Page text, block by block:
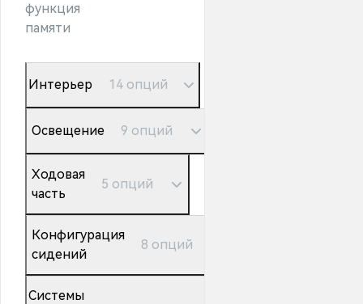
функция
памяти
Интерьер 14 опций
Освещение 9 опций
Ходовая
часть
5 опций
Конфигурация
сидений
8 опций
Системы